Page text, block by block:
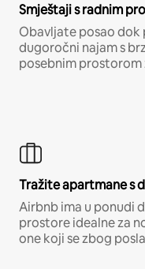
Smještaji s radnim
Obavljate posao dok
dugoročni najam s
posebnim prostorom
Tražite apartmane s
Airbnb ima u ponudi
prostore idealne za
one koji se zbog